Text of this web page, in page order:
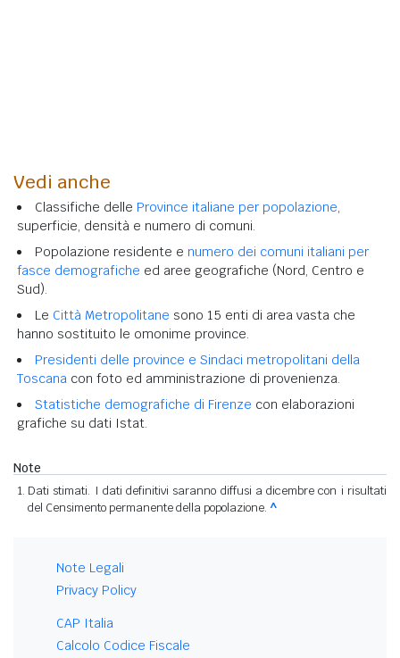
Vedi anche
Classifiche delle Province italiane per popolazione,
superficie, densità e numero di comuni.
Popolazione residente e numero dei comuni italiani per
fasce demografiche ed aree geografiche (Nord, Centro e
Sud).
Le Città Metropolitane sono 15 enti di area vasta che
hanno sostituito le omonime province.
Presidenti delle province e Sindaci metropolitani della
Toscana con foto ed amministrazione di provenienza.
Statistiche demografiche di Firenze con elaborazioni
grafiche su dati Istat.
Note
Dati stimati. I dati definitivi saranno diffusi a dicembre con i risultati
del Censimento permanente della popolazione. ^
Note Legali
Privacy Policy
CAP Italia
Calcolo Codice Fiscale